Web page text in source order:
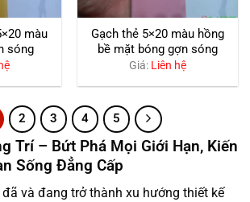
màu
sóng
Gạch thẻ 5×20 màu hồng
bề mặt bóng gợn sóng
Giá: Liên hệ
2 3 4 5
Trí – Bứt Phá Mọi Giới Hạn, Kiến
Sống Đẳng Cấp
và đang trở thành xu hướng thiết kế